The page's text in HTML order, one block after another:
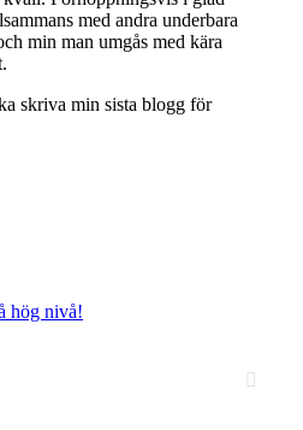
med andra underbara
min man umgås med kära
skriva min sista blogg för
hög nivå!